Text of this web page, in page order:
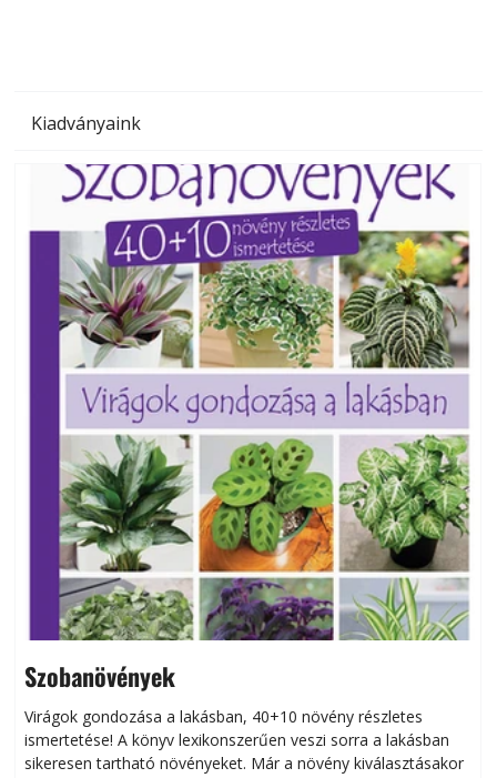
Kiadványaink
Szobanövények
Virágok gondozása a lakásban, 40+10 növény részletes
ismertetése! A könyv lexikonszerűen veszi sorra a lakásban
sikeresen tart­ha­tó növényeket. Már a növény kiválasztásakor